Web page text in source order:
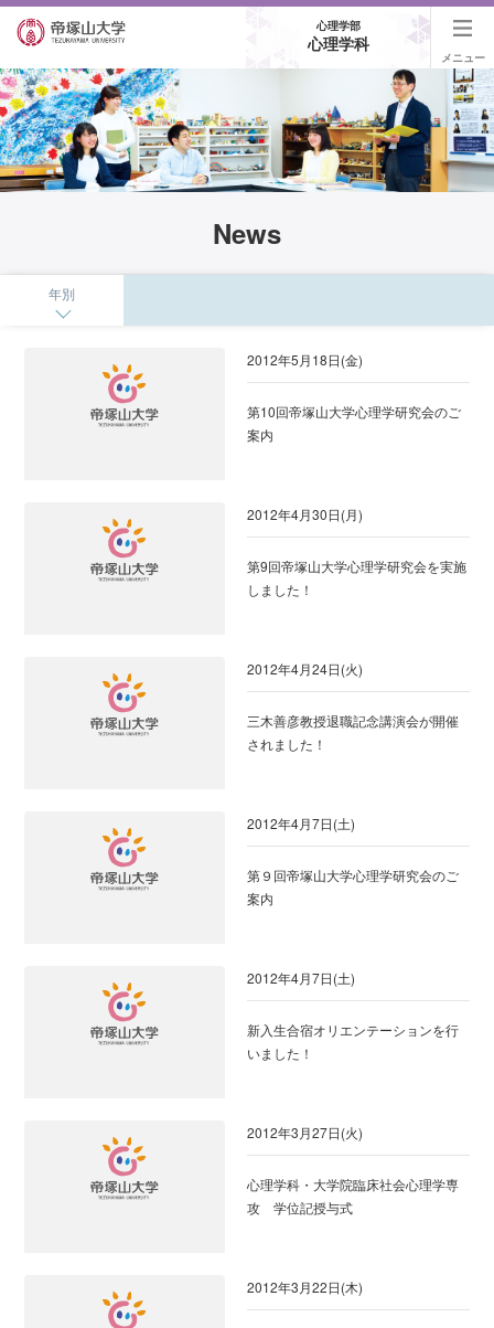
心理学部
心理学科
メニュー
News
年別
2012年5月18日(金)
第10回帝塚山大学心理学研究会のご
案内
2012年4月30日(月)
第9回帝塚山大学心理学研究会を実施
しました！
2012年4月24日(火)
三木善彦教授退職記念講演会が開催
されました！
2012年4月7日(土)
第９回帝塚山大学心理学研究会のご
案内
2012年4月7日(土)
新入生合宿オリエンテーションを行
いました！
2012年3月27日(火)
心理学科・大学院臨床社会心理学専
攻 学位記授与式
2012年3月22日(木)